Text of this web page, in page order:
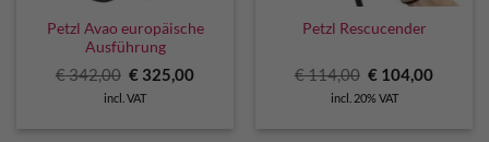
Petzl Avao europäische
Ausführung
€342,00 Original
was:
€ 325,00Current
incl. VAT
Petzl Rescucender
€114,00 Original
was:
€ 104,00Current
incl. 20% VAT